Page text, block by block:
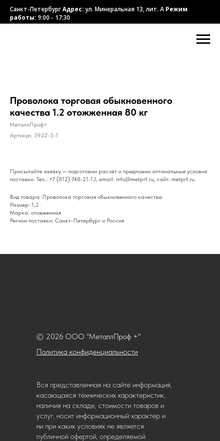
Санкт-ПетербургАдрес:ул. Минеральная 13, лит. А Режим
работы: 9:00 - 17:30
Проволока торговая обыкновенного
качества 1.2 отожженная 80 кг
МеталлПроф+
Артикул: 392Z-5-1
Присылайте заявку — подготовим расчёт и предложим оптимальные условия
поставки. Тел.: +7 (812) 748-21-13, email: info@metprf.ru, сайт: metprf.ru.
Вид товара: Проволока торговая обыкновенного качества
Размер: 1,2
Марка: отожженная
Регион поставки: Санкт-Петербург и Россия
Политика конфиденциальности
© 2026 ООО "МеталлПроф +"
Вся представленная на сайте информация,
касающаяся технических характеристик,
наличия на складе, стоимости товаров и
услуг, носит информационный характер и
ни при каких условиях не является
публичной офертой, определяемой